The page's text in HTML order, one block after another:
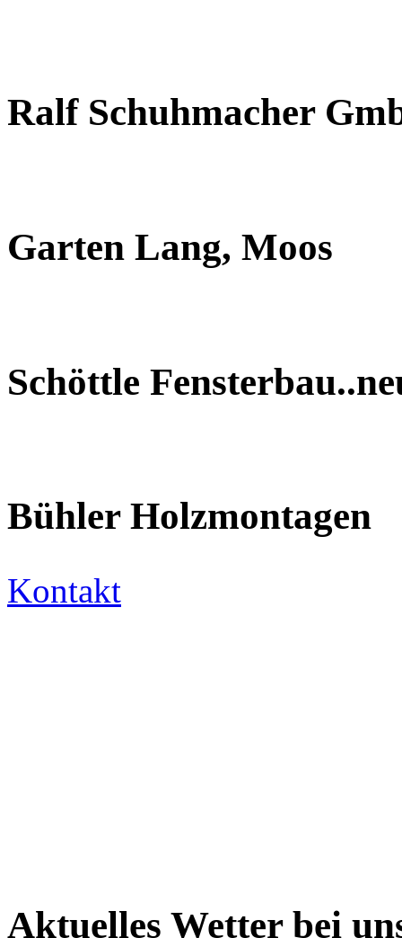
Ralf Schuhmacher
Garten Lang, Moos
Schöttle
Bühler Holzmontagen
Kontakt
Aktuelles Wetter bei